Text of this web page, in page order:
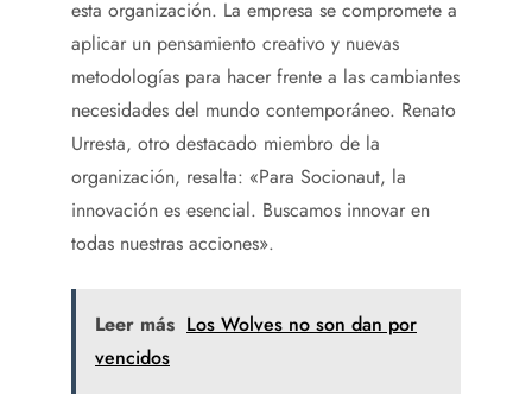
esta organización. La empresa se compromete a
aplicar un pensamiento creativo y nuevas
metodologías para hacer frente a las cambiantes
necesidades del mundo contemporáneo. Renato
Urresta, otro destacado miembro de la
organización, resalta: «Para Socionaut, la
innovación es esencial. Buscamos innovar en
todas nuestras acciones».
Leer más Los Wolves no son dan por
vencidos